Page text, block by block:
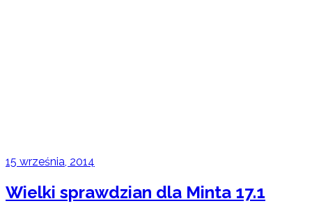
15 września, 2014
Wielki sprawdzian dla Minta 17.1